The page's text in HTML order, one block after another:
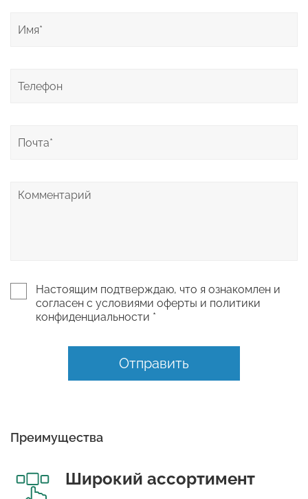
Настоящим подтверждаю, что я ознакомлен и
согласен с условиями оферты и политики
конфиденциальности *
Отправить
Преимущества
Широкий ассортимент